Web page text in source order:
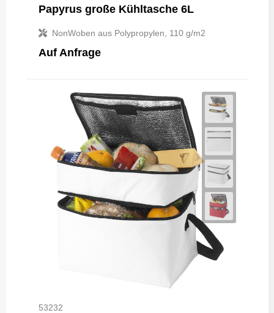
Papyrus große Kühltasche 6L
NonWoben aus Polypropylen, 110 g/m2
Auf Anfrage
53232